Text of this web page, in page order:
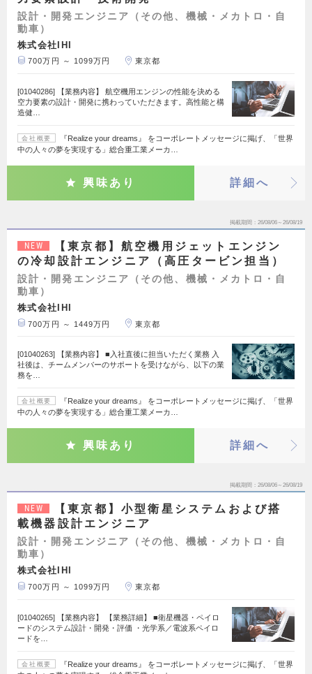
設計・開発エンジニア（その他、機械・メカトロ・自
動車）
株式会社IHI
700万円 ～ 1099万円 東京都
[01040286] 【業務内容】 航空機用エンジンの性能を決める
空力要素の設計・開発に携わっていただきます。高性能と構
造健…
会社概要
『Realize your dreams』 をコーポレートメッセージに掲げ、「世界
中の人々の夢を実現する」総合重工業メーカ…
興味あり 詳細へ
掲載期間 26/08/06～26/08/19
NEW
【東京都】航空機用ジェットエンジン
の冷却設計エンジニア（高圧タービン担当）
設計・開発エンジニア（その他、機械・メカトロ・自
動車）
株式会社IHI
700万円 ～ 1449万円 東京都
[01040263] 【業務内容】 ■入社直後に担当いただく業務 入
社後は、チームメンバーのサポートを受けながら、以下の業
務を…
会社概要
『Realize your dreams』 をコーポレートメッセージに掲げ、「世界
中の人々の夢を実現する」総合重工業メーカ…
興味あり 詳細へ
掲載期間 26/08/06～26/08/19
NEW
【東京都】小型衛星システムおよび搭
載機器設計エンジニア
設計・開発エンジニア（その他、機械・メカトロ・自
動車）
株式会社IHI
700万円 ～ 1099万円 東京都
[01040265] 【業務内容】 【業務詳細】 ■衛星機器・ペイロ
ードのシステム設計・開発・評価 ・光学系／電波系ペイロ
ードを…
会社概要
『Realize your dreams』 をコーポレートメッセージに掲げ、「世界